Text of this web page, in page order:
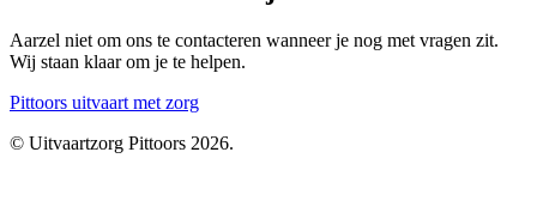
Aarzel niet om ons te contacteren wanneer je nog met vragen zit.
Wij staan klaar om je te helpen.
Pittoors uitvaart met zorg
© Uitvaartzorg Pittoors 2026.